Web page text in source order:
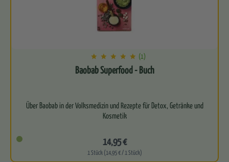
(1)
Baobab Superfood - Buch
Über Baobab in der Volksmedizin und Rezepte für Detox, Getränke und
Kosmetik
14,95 €
1 Stück (14,95 € / 1 Stück)